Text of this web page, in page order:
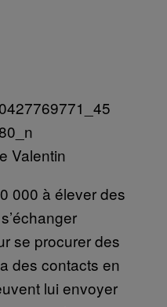
Valentin
000 à élever des
se procurer des
des contacts en
lui envoyer